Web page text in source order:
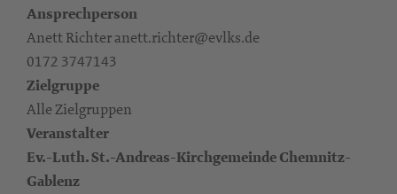
Ansprechperson
Anett Richter anett.richter@evlks.de
0172 3747143
Zielgruppe
Alle Zielgruppen
Veranstalter
Ev.-Luth. St.-Andreas-Kirchgemeinde Chemnitz-
Gablenz